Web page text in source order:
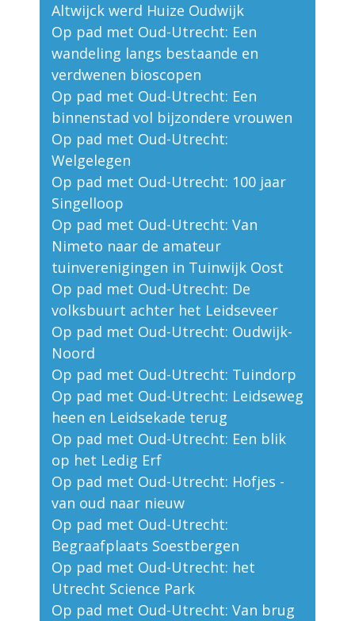
Altwijck werd Huize Oudwijk
Op pad met Oud-Utrecht: Een
wandeling langs bestaande en
verdwenen bioscopen
Op pad met Oud-Utrecht: Een
binnenstad vol bijzondere vrouwen
Op pad met Oud-Utrecht:
Welgelegen
Op pad met Oud-Utrecht: 100 jaar
Singelloop
Op pad met Oud-Utrecht: Van
Nimeto naar de amateur
tuinverenigingen in Tuinwijk Oost
Op pad met Oud-Utrecht: De
volksbuurt achter het Leidseveer
Op pad met Oud-Utrecht: Oudwijk-
Noord
Op pad met Oud-Utrecht: Tuindorp
Op pad met Oud-Utrecht: Leidseweg
heen en Leidsekade terug
Op pad met Oud-Utrecht: Een blik
op het Ledig Erf
Op pad met Oud-Utrecht: Hofjes -
van oud naar nieuw
Op pad met Oud-Utrecht:
Begraafplaats Soestbergen
Op pad met Oud-Utrecht: het
Utrecht Science Park
Op pad met Oud-Utrecht: Van brug